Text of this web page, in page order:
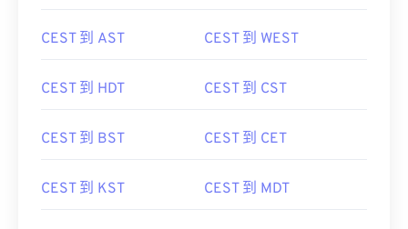
CEST 到 AST CEST 到 WEST
CEST 到 HDT CEST 到 CST
CEST 到 BST CEST 到 CET
CEST 到 KST CEST 到 MDT